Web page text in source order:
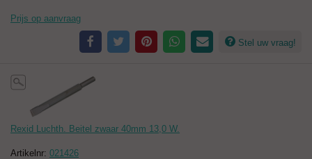
Prijs op aanvraag
Stel uw vraag!
Rexid Luchth. Beitel zwaar 40mm 13,0 W.
Artikelnr: 021426